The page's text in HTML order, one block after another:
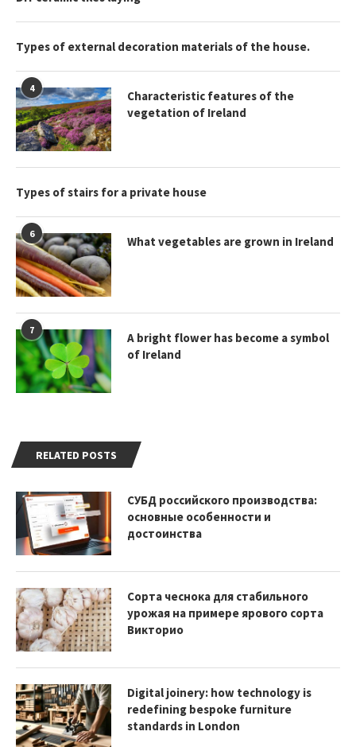
RELATED POSTS
СУБД российского производства:
основные особенности и
достоинства
Сорта чеснока для стабильного
урожая на примере ярового сорта
Викторио
Digital joinery: how technology is
redefining bespoke furniture
standards in London
Types of external decoration materials of the house.
4
Characteristic features of the
vegetation of Ireland
Types of stairs for a private house
6
What vegetables are grown in Ireland
7
A bright flower has become a symbol
of Ireland